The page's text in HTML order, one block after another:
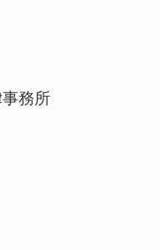
務所